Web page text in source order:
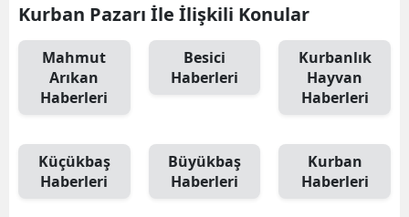
Kurban Pazarı İle İlişkili Konular
Mahmut
Arıkan
Haberleri
Besici
Haberleri
Kurbanlık
Hayvan
Haberleri
Küçükbaş
Haberleri
Büyükbaş
Haberleri
Kurban
Haberleri